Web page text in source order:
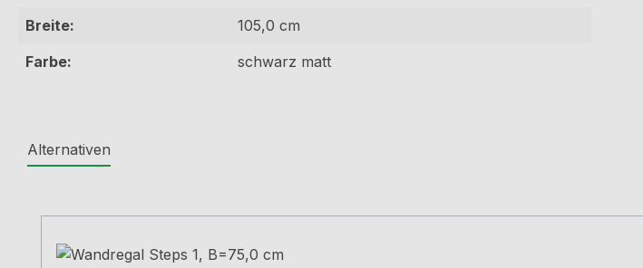
Breite:
105,0 cm
Farbe:
schwarz matt
Alternativen